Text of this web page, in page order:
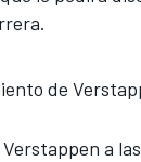
de
a